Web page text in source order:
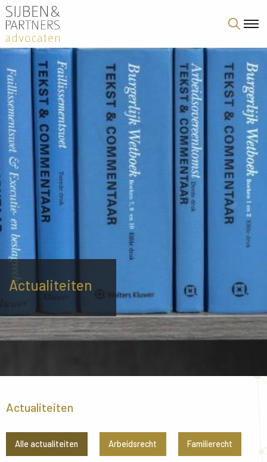
Actualiteiten
Actualiteiten
Alle actualiteiten Arbeidsrecht Familierecht